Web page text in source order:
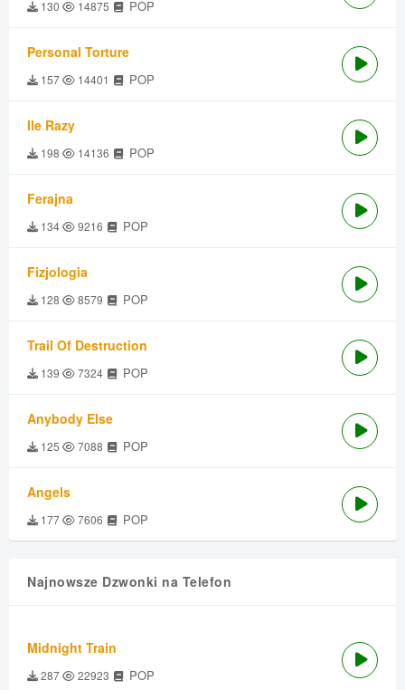
130 14875 POP
Personal Torture
157 14401 POP
Ile Razy
198 14136 POP
Ferajna
134 9216 POP
Fizjologia
128 8579 POP
Trail Of Destruction
139 7324 POP
Anybody Else
125 7088 POP
Angels
177 7606 POP
Najnowsze Dzwonki na Telefon
Midnight Train
287 22923 POP